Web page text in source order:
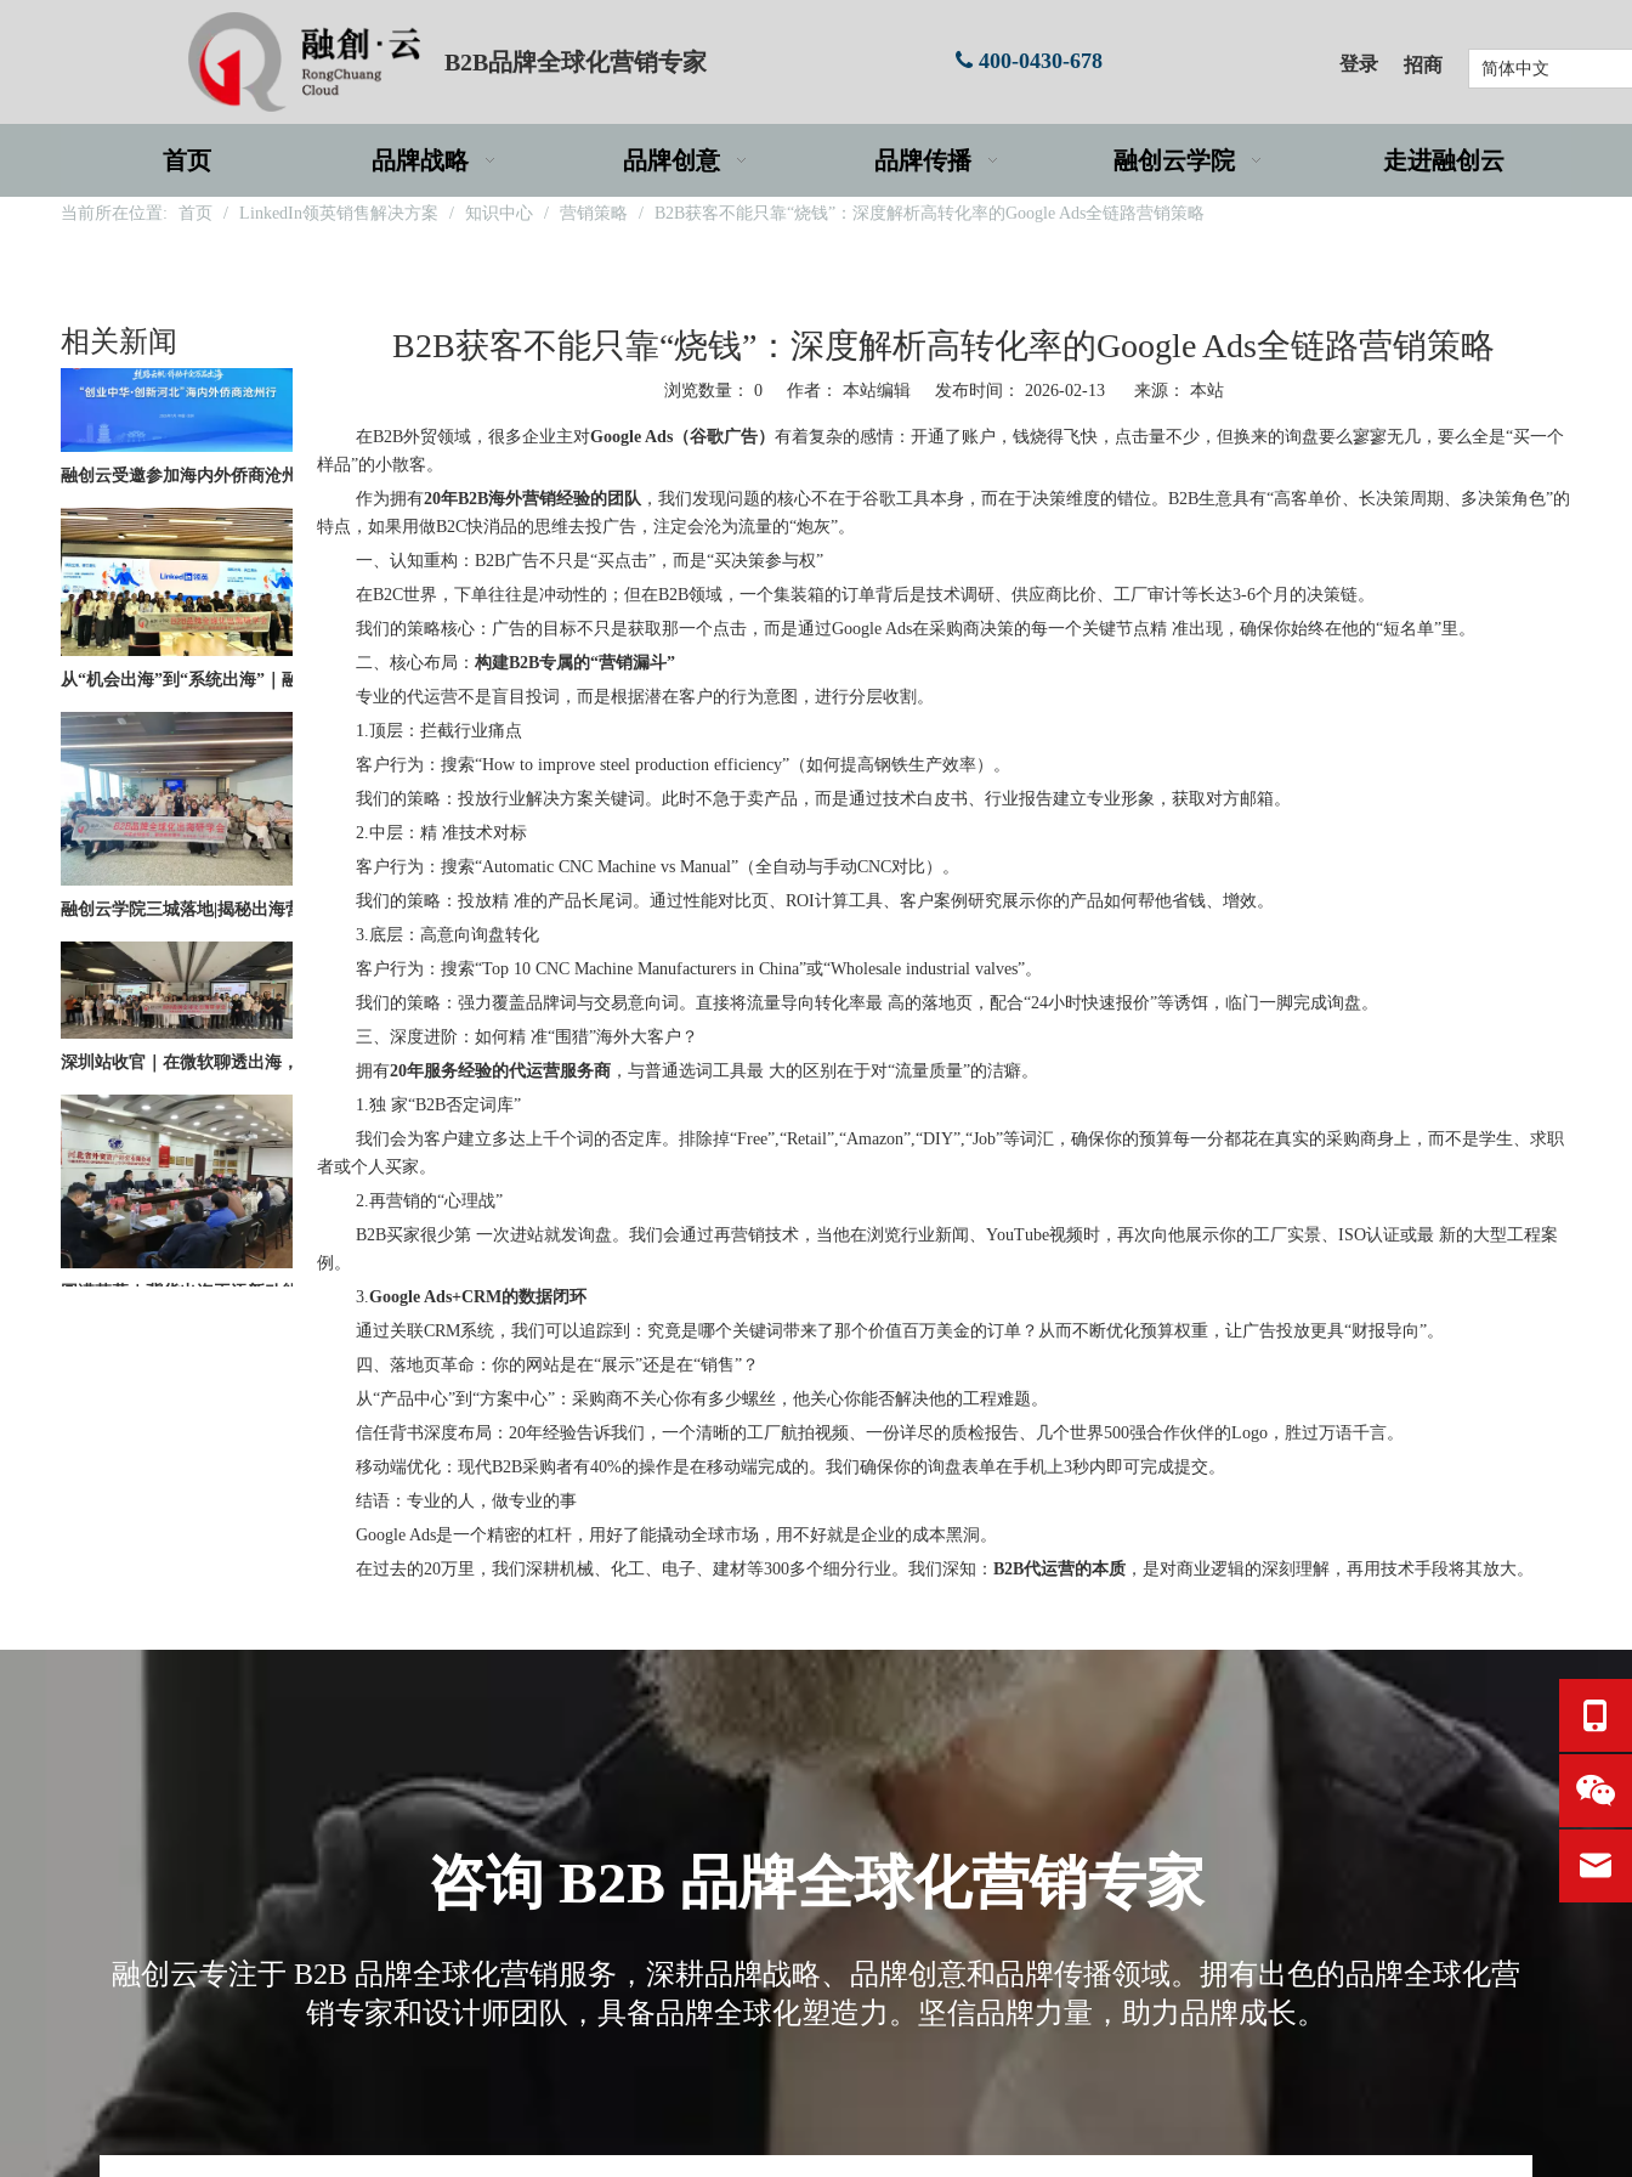
B2B品牌全球化营销专家  400-0430-678 登录 招商 简体中文
首页 品牌战略 品牌创意 品牌传播 融创云学院 走进融创云
当前所在位置: 首页 / LinkedIn领英销售解决方案 / 知识中心 / 营销策略 / B2B获客不能只靠“烧钱”：深度解析高转化率的Google Ads全链路营销策略
相关新闻
融创云受邀参加海内外侨商沧州行 • 丝路云帆，侨助冀货出海
圆满落幕｜冀货出海再添新动能！这场跨境电商闭门会干货拉满→
购物季出海增长正当时｜最高 2000 美金微软广告优惠券限时申领
融创云受邀参加海内外侨商沧州行 • 丝路云帆，侨助冀货出海
B2B获客不能只靠“烧钱”：深度解析高转化率的Google Ads全链路营销策略
浏览数量： 0作者： 本站编辑 发布时间： 2026-02-13 来源： 本站
在B2B外贸领域，很多企业主对Google Ads（谷歌广告） 有着复杂的感情：开通了账户，钱烧得飞快，点击量不少，但换来的询盘要么寥寥无几，要么全是“买一个
样品”的小散客。
作为拥有20年B2B海外营销经验的团队 ，我们发现问题的核心不在于谷歌工具本身，而在于决策维度的错位。B2B生意具有“高客单价、长决策周期、多决策角色”的
特点，如果用做B2C快消品的思维去投广告，注定会沦为流量的“炮灰”。
一、认知重构：B2B广告不只是“买点击”，而是“买决策参与权”
在B2C世界，下单往往是冲动性的；但在B2B领域，一个集装箱的订单背后是技术调研、供应商比价、工厂审计等长达3-6个月的决策链。
我们的策略核心：广告的目标不只是获取那一个点击，而是通过Google Ads在采购商决策的每一个关键节点精 准出现，确保你始终在他的“短名单”里。
二、核心布局： 构建B2B专属的“营销漏斗”
专业的代运营不是盲目投词，而是根据潜在客户的行为意图，进行分层收割。
1.顶层：拦截行业痛点
客户行为：搜索“How to improve steel production efficiency”（如何提高钢铁生产效率）。
我们的策略：投放行业解决方案关键词。此时不急于卖产品，而是通过技术白皮书、行业报告建立专业形象，获取对方邮箱。
2.中层：精 准技术对标
客户行为：搜索“Automatic CNC Machine vs Manual”（全自动与手动CNC对比）。
我们的策略：投放精 准的产品长尾词。通过性能对比页、ROI计算工具、客户案例研究展示你的产品如何帮他省钱、增效。
3.底层：高意向询盘转化
客户行为：搜索“Top 10 CNC Machine Manufacturers in China”或“Wholesale industrial valves”。
我们的策略：强力覆盖品牌词与交易意向词。直接将流量导向转化率最 高的落地页，配合“24小时快速报价”等诱饵，临门一脚完成询盘。
三、深度进阶：如何精 准“围猎”海外大客户？
拥有20年服务经验的代运营服务商，与普通选词工具最 大的区别在于对“流量质量”的洁癖。
1.独 家“B2B否定词库”
我们会为客户建立多达上千个词的否定库。排除掉“Free”,“Retail”,“Amazon”,“DIY”,“Job”等词汇，确保你的预算每一分都花在真实的采购商身上，而不是学生、求职
者或个人买家。
2.再营销的“心理战”
B2B买家很少第 一次进站就发询盘。我们会通过再营销技术，当他在浏览行业新闻、YouTube视频时，再次向他展示你的工厂实景、ISO认证或最 新的大型工程案
例。
3. Google Ads+CRM的数据闭环
通过关联CRM系统，我们可以追踪到：究竟是哪个关键词带来了那个价值百万美金的订单？从而不断优化预算权重，让广告投放更具“财报导向”。
四、落地页革命：你的网站是在“展示”还是在“销售”？
从“产品中心”到“方案中心”：采购商不关心你有多少螺丝，他关心你能否解决他的工程难题。
信任背书深度布局：20年经验告诉我们，一个清晰的工厂航拍视频、一份详尽的质检报告、几个世界500强合作伙伴的Logo，胜过万语千言。
移动端优化：现代B2B采购者有40%的操作是在移动端完成的。我们确保你的询盘表单在手机上3秒内即可完成提交。
结语：专业的人，做专业的事
Google Ads是一个精密的杠杆，用好了能撬动全球市场，用不好就是企业的成本黑洞。
在过去的20万里，我们深耕机械、化工、电子、建材等300多个细分行业。我们深知： B2B代运营的本质，是对商业逻辑的深刻理解，再用技术手段将其放大。
咨询 B2B 品牌全球化营销专家
融创云专注于 B2B 品牌全球化营销服务，深耕品牌战略、品牌创意和品牌传播领域。拥有出色的品牌全球化营
销专家和设计师团队，具备品牌全球化塑造力。坚信品牌力量，助力品牌成长。